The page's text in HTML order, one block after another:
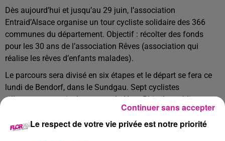
Dès aujourd’hui et jusqu’au 29 juin, l’association
Entraid’Alsace organise un tour cycliste solidaire des 366
communes du département. Objectif : récolter des fonds
pour les 30 ans de l’association Rêves (association qui
réalise les rêves d’enfants malades).
Le parcours sera divisé en six étapes et le départ se fera ce
lundi de Bendorf, dans le Sundgau. Sept cyclistes
sillonneront ensuite les routes du Haut-Rhin. Le public pourra
se joindre aux cyclistes et les soutenir, moyennant une
participation de 10 € au profit de Rêves.
Le respect de votre vie privée est notre priorité
Continuer sans accepter